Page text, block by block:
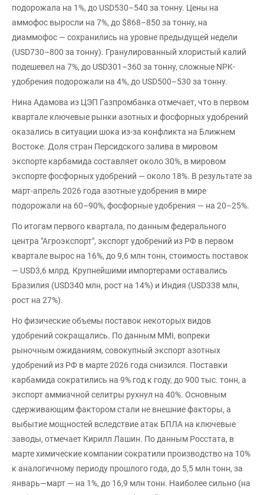
подорожала на 1%, до USD530–540 за тонну. Цены на
аммофос выросли на 7%, до $868–850 за тонну, на
диаммофос — сохранились на уровне предыдущей недели
(USD730–800 за тонну). Гранулированный хлористый калий
подешевел на 7%, до USD301–360 за тонну, сложные NPK-
удобрения подорожали на 4%, до USD500–530 за тонну.
Нина Адамова из ЦЭП Газпромбанка отмечает, что в первом
квартале ключевые рынки азотных и фосфорных удобрений
оказались в ситуации шока из-за конфликта на Ближнем
Востоке. Доля стран Персидского залива в мировом
экспорте карбамида составляет около 30%, в мировом
экспорте фосфорных удобрений — около 18%. В результате за
март-апрель 2026 года азотные удобрения в мире
подорожали на 60–90%, фосфорные удобрения — на 20–25%.
По итогам первого квартала, по данным федерального
центра "Агроэкспорт", экспорт удобрений из РФ в первом
квартале вырос на 16%, до 9,6 млн тонн, стоимость поставок
— USD3,6 млрд. Крупнейшими импортерами оставались
Бразилия (USD340 млн, рост на 14%) и Индия (USD338 млн,
рост на 27%).
Но физические объемы поставок некоторых видов
удобрений сокращались. По данным MMI, вопреки
рыночным ожиданиям, совокупный экспорт азотных
удобрений из РФ в марте 2026 года снизился. Поставки
карбамида сократились на 9% год к году, до 900 тыс. тонн, а
экспорт аммиачной селитры рухнул на 40%. Основным
сдерживающим фактором стали не внешние факторы, а
выбытие мощностей вследствие атак БПЛА на ключевые
заводы, отмечает Кирилл Лашин. По данным Росстата, в
марте химические компании сократили производство на 10%
к аналогичному периоду прошлого года, до 5,5 млн тонн, за
январь—март — на 1%, до 16,9 млн тонн. Наиболее сильно (на